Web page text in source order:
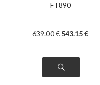
FT890
639.00€ 543.15€